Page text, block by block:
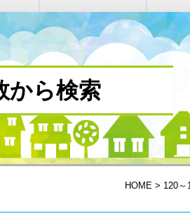
20～90坪
9０～１2０坪
120～150坪
150～190坪
200坪～
30坪以下
土地なし
から検索
HOME 120～